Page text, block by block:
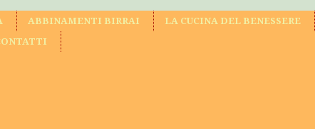
ABBINAMENTI BIRRAI LA CUCINA DEL BENESSERE